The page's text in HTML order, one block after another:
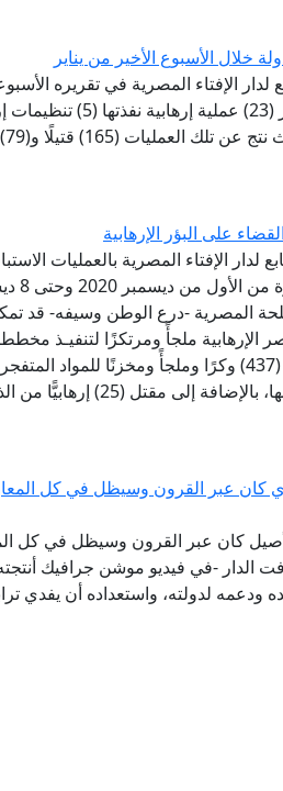
لدار الإفتاء المصرية في تقريره
بأن (12) دولة شهدت خلال الأسبوع
على البؤر الإرهابية
الإفتاء المصرية بالعمليات
المصرية -درع الوطن وسيفه- قد
الإرهابية ملجأً ومرتكزًا لتنفيـذ
أسفرت مساعي أفراد القوات المسلحة عن تدمير (437) وكرًا وملجأً
يتم استخدامها من قِبل العناصر الإرهابية كملاجئ
كان عبر القرون وسيظل في كل
كان عبر القرون وسيظل في كل
الدار -في فيديو موشن جرافيك
ودعمه لدولته، واستعداده أن يفدي